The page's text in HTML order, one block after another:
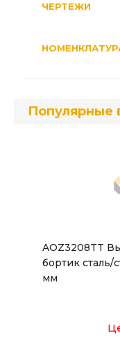
ЧЕРТЕЖИ
Популярные
AOZ3208TT
бортик сталь/
мм